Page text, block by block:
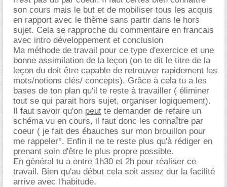
son cours mais le but et de mobiliser tous les acquis
en rapport avec le thème sans partir dans le hors
sujet. Cela se rapproche du commentaire en francais
avec intro développement et conclusion
Ma méthode de travail pour ce type d'exercice et une
bonne assimilation de la leçon (on te dit le titre de la
leçon du doit être capable de retrouver rapidement les
mots/notions clés/ concepts). Grâce à cela tu a les
bases de ton plan qu'il te reste à travailler ( éliminer
tout se qui parait hors sujet, organiser logiquement).
Il faut savoir qu'on peut te demander de refaire un
schéma vu en cours, il faut donc les connaître par
coeur ( je fait des ébauches sur mon brouillon pour
me rappeler°. Enfin il ne te reste plus qu'à rédiger en
prenant soin d'être le plus propre possible.
En général tu a entre 1h30 et 2h pour réaliser ce
travail. Bien qu'au début cela soit assez dur la facilité
arrive avec l'habitude.